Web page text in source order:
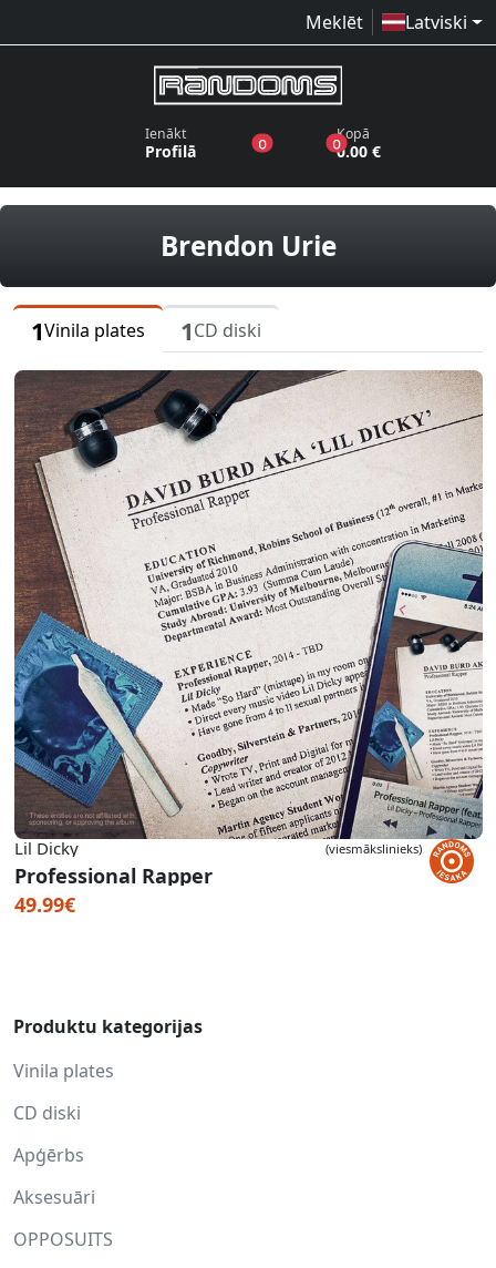
Meklēt Latviski
Ienākt
Profilā 0produkti vēlmju sarakstā
0produkti grozā
Kopā
0.00 €
Brendon Urievinila
1Vinila plates 1CD diski
Lil Dicky (viesmākslinieks)
Professional Rapper
49.99€
Produktu kategorijas
Vinila plates
CD diski
Apģērbs
Aksesuāri
OPPOSUITS